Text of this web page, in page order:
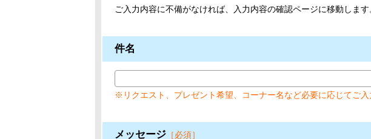
ご入力内容に不備がなければ、入力内容の確認ページに移動します
件名
※リクエスト、プレゼント希望、コーナー名など必要に応じてご
メッセージ ［必須］